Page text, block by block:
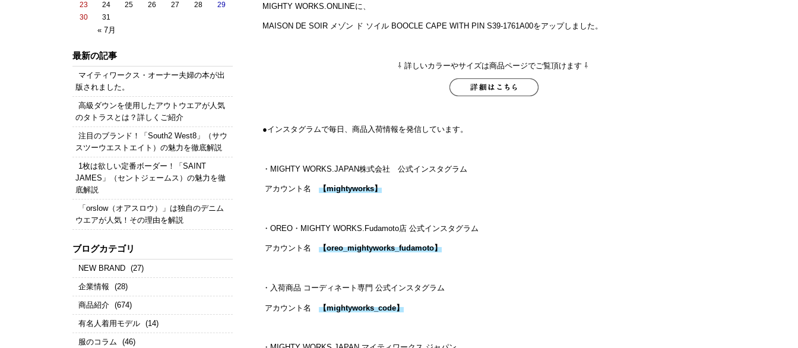
MIGHTY WORKS.ONLINEに、
MAISON DE SOIR メゾン ド ソイル BOOCLE CAPE WITH PIN S39-1761A00をアップしました。
⇩ 詳しいカラーやサイズは商品ページでご覧頂けます ⇩
●インスタグラムで毎日、商品入荷情報を発信しています。
・MIGHTY WORKS.JAPAN株式会社 公式インスタグラム
アカウント名 【mightyworks】
・OREO・MIGHTY WORKS.Fudamoto店 公式インスタグラム
アカウント名 【oreo_mightyworks_fudamoto】
・入荷商品 コーディネート専門 公式インスタグラム
アカウント名 【mightyworks_code】
« 7月
23
24 25 26 27 28
29
30
31
最新の記事
マイティワークス・オーナー夫婦の本が出
版されました。
高級ダウンを使用したアウトウエアが人気
のタトラスとは？詳しくご紹介
注目のブランド！「South2 West8」（サウ
スツーウエストエイト）の魅力を徹底解説
1枚は欲しい定番ボーダー！「SAINT
JAMES」（セントジェームス）の魅力を徹
底解説
「orslow（オアスロウ）」は独自のデニム
ウエアが人気！その理由を解説
ブログカテゴリ
NEW BRAND (27)
企業情報 (28)
商品紹介 (674)
有名人着用モデル (14)
服のコラム (46)